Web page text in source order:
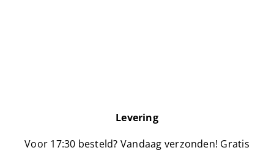
Levering
Voor 17:30 besteld? Vandaag verzonden! Gratis